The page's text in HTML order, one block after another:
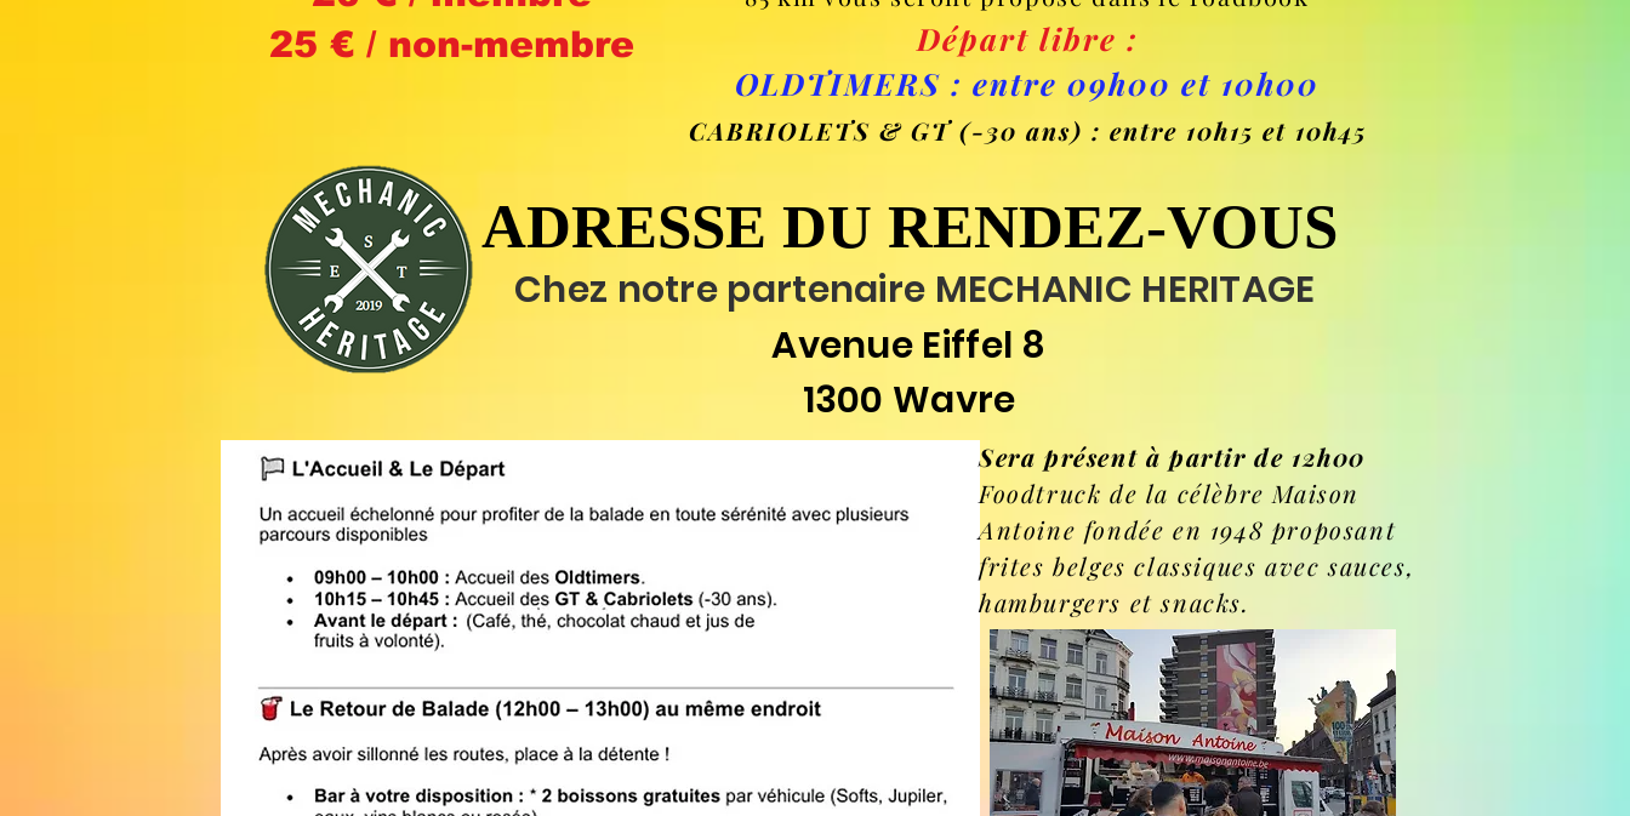
25 € / non-membre
Départ libre :
OLDTIMERS : entre 09h00 et 10h00
CABRIOLETS & GT (-30 ans) : entre 10h15 et 10h45
ADRESSE DU RENDEZ-VOUS
ADRESSE DU RENDEZ-VOUS
Chez notre partenaire MECHANIC HERITAGE
Avenue Eiffel 8
1300 Wavre
Sera présent à partir de 12h00
Foodtruck de la célèbre Maison
Antoine fondée en 1948 proposant
frites belges classiques avec sauces,
hamburgers et snacks.